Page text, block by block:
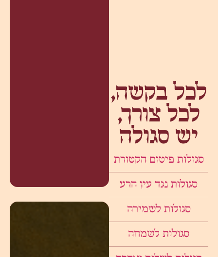
לכל בקשה,
לכל צורך,
יש סגולה
סגולות פיטום הקטורת
סגולות נגד עין הרע
סגולות לשמירה
סגולות לשמחה